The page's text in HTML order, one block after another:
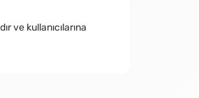
ve kullanıcılarına